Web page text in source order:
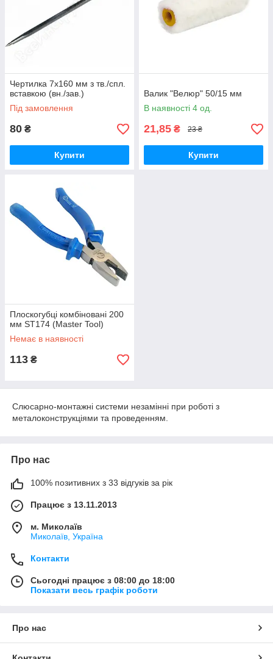
Чертилка 7х160 мм з тв./спл.
вставкою (вн./зав.)
Під замовлення
80 ₴
Купити
Валик "Велюр" 50/15 мм
В наявності 4 од.
21,85 ₴ 23 ₴
Купити
Плоскогубці комбіновані 200
мм ST174 (Master Tool)
Немає в наявності
113 ₴
Слюсарно-монтажні системи незамінні при роботі з
металоконструкціями та проведенням.
Про нас
100% позитивних з 33 відгуків за рік
Працює з 13.11.2013
м. Миколаїв
Миколаїв, Україна
Контакти
Сьогодні працює з 08:00 до 18:00
Показати весь графік роботи
Про нас